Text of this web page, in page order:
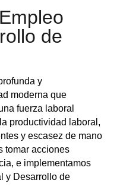
de
y
moderna que
fuerza laboral
productividad laboral,
y escasez de mano
tomar acciones
e implementamos
y Desarrollo de